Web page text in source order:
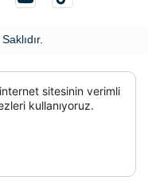
sitesinin verimli
kullanıyoruz.